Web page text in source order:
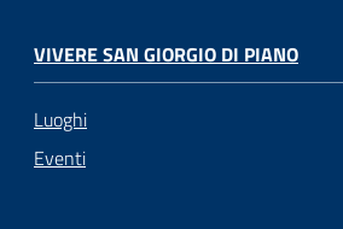
VIVERE SAN GIORGIO DI PIANO
Luoghi
Eventi